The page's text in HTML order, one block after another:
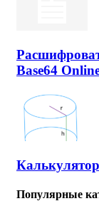
Base64
Популярные